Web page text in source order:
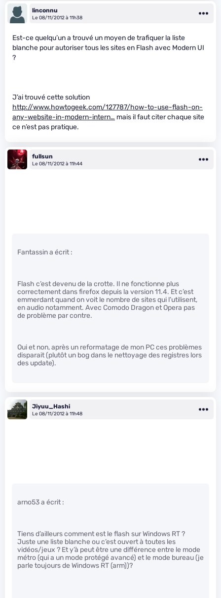
linconnu
Le 08/11/2012 à 11h38
Est-ce quelqu’un a trouvé un moyen de trafiquer la liste
blanche pour autoriser tous les sites en Flash avec Modern UI
?
J’ai trouvé cette solution
http://www.howtogeek.com/127787/how-to-use-flash-on-
any-website-in-modern-intern… mais il faut citer chaque site
ce n’est pas pratique.
fullsun
Le 08/11/2012 à 11h44
Fantassin a écrit :
Flash c’est devenu de la crotte. Il ne fonctionne plus
correctement dans firefox depuis la version 11.4. Et c’est
emmerdant quand on voit le nombre de sites qui l’utilisent,
en audio notamment. Avec Comodo Dragon et Opera pas
de problème par contre.
Oui et non, après un reformatage de mon PC ces problèmes
disparait (plutôt un bog dans le nettoyage des registres lors
des update).
Jiyuu_Hashi
Le 08/11/2012 à 11h48
arno53 a écrit :
Tiens d’ailleurs comment est le flash sur Windows RT ?
Juste une liste blanche ou c’est ouvert à toutes les
vidéos/jeux ? Et y’à peut être une différence entre le mode
métro (qui a un mode protégé avancé) et le mode bureau (je
parle toujours de Windows RT (arm))?